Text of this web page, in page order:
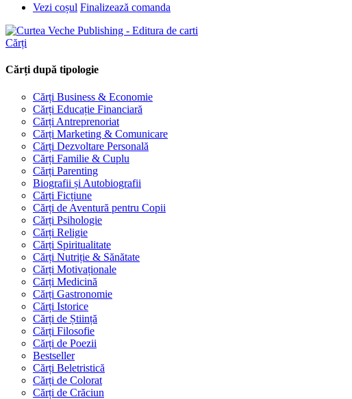
Vezi coșul Finalizează comanda
Cărți
Cărți după tipologie
Cărți Business & Economie
Cărți Educație Financiară
Cărți Antreprenoriat
Cărți Marketing & Comunicare
Cărți Dezvoltare Personală
Cărți Familie & Cuplu
Cărți Parenting
Biografii și Autobiografii
Cărți Ficțiune
Cărți de Aventură pentru Copii
Cărți Psihologie
Cărți Religie
Cărți Spiritualitate
Cărți Nutriție & Sănătate
Cărți Motivaționale
Cărți Medicină
Cărți Gastronomie
Cărți Istorice
Cărți de Știință
Cărți Filosofie
Cărți de Poezii
Bestseller
Cărți Beletristică
Cărți de Colorat
Cărți de Crăciun